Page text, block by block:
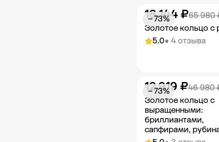
Добавить в
5.0• 4 отзыва
Золотое кольцо с
65 980
18 144 ₽
− 73%
Добавить в
Золотое кольцо с
выращенными:
бриллиантами,
сапфирами,
46 980
12 919 ₽
− 73%